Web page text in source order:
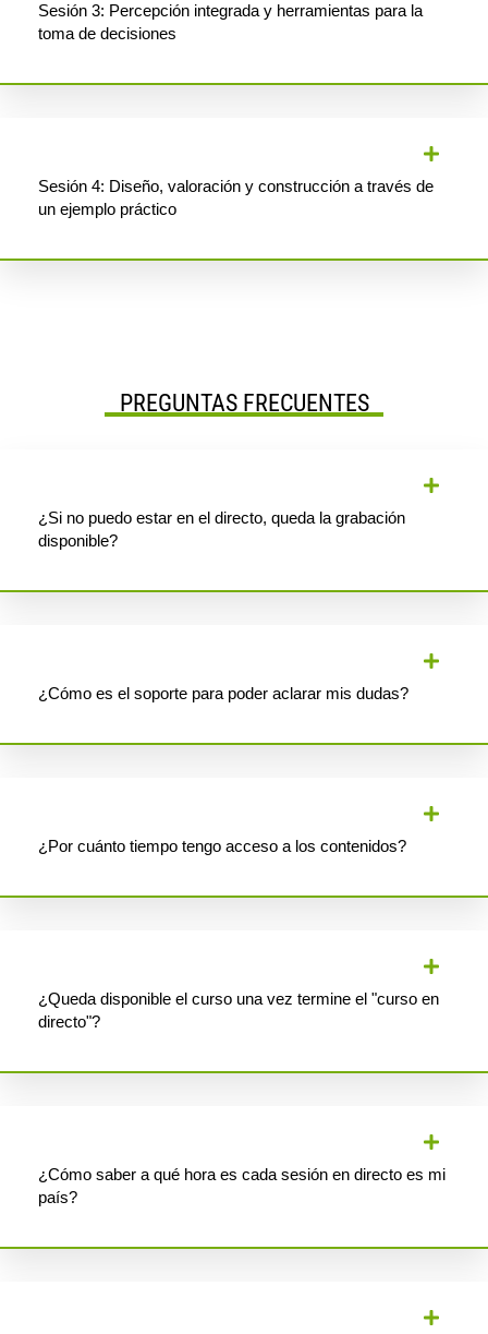
Sesión 3: Percepción integrada y herramientas para la
toma de decisiones
Sesión 4: Diseño, valoración y construcción a través de
un ejemplo práctico
PREGUNTAS FRECUENTES
¿Si no puedo estar en el directo, queda la grabación
disponible?
¿Cómo es el soporte para poder aclarar mis dudas?
¿Por cuánto tiempo tengo acceso a los contenidos?
¿Queda disponible el curso una vez termine el "curso en
directo"?
¿Cómo saber a qué hora es cada sesión en directo es mi
país?